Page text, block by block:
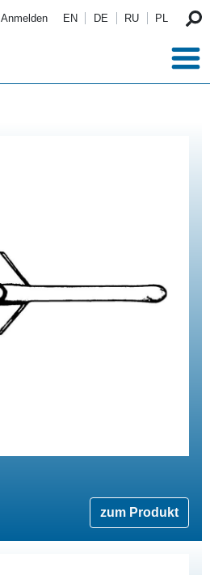
Anmelden EN DE RU PL
zum Produkt